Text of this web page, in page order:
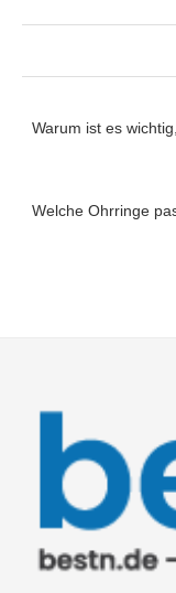
Warum ist es
Welche Ohrringe